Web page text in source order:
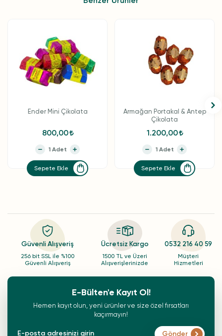
Ender Mini Çikolata
800,00
Sepete Ekle
Armağan Portakal & Antep
Çikolata
1.200,00
Sepete Ekle
Güvenli Alışveriş
256 bit SSL ile %100
Güvenli Alışveriş
Ücretsiz Kargo
1500 TL ve Üzeri
Alışverişlerinizde
0532 216 40 59
Müşteri
Hizmetleri
E-Bülten'e Kayıt Ol!
Hemen kayıt olun, yeni ürünler ve size özel fırsatları
kaçırmayın!
Gönder